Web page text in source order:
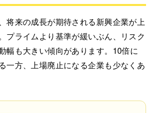
将来の成長が期待される新興企業が上
プライムより基準が緩いぶん、リスク
幅も大きい傾向があります。10倍に
一方、上場廃止になる企業も少なくあ